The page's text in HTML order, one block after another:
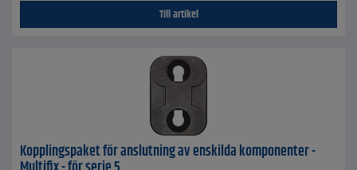
Till artikel
Kopplingspaket för anslutning av enskilda komponenter -